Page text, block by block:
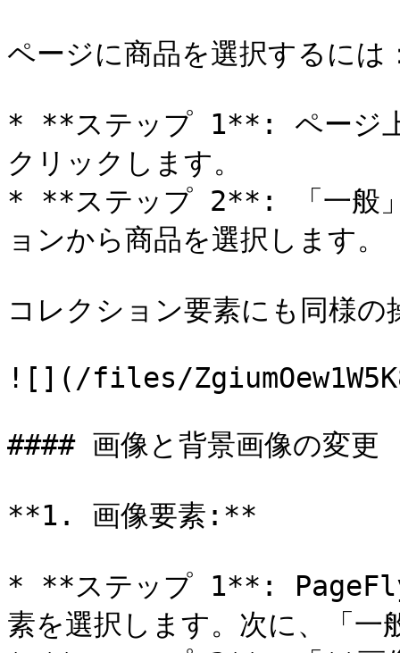
ページに商品を選択するには
* **ステップ 1**: ページ上
クリックします。
* **ステップ 2**: 「一般」
ョンから商品を選択します。
コレクション要素にも同様の
![](/files/
#### 画像と背景画像の変更
**1. 画像要素:**
* **ステップ 1**: PageFly
素を選択します。次に、「一